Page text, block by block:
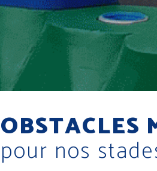
OBSTACLES
pour nos